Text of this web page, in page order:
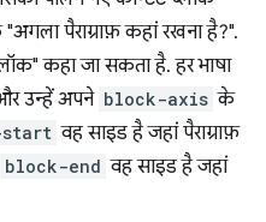
पैराग्राफ़ कहां रखना है?".
कहा जा सकता है. हर भाषा
उन्हें अपने block-axis के
वह साइड है जहां पैराग्राफ़
block-end वह साइड है जहां